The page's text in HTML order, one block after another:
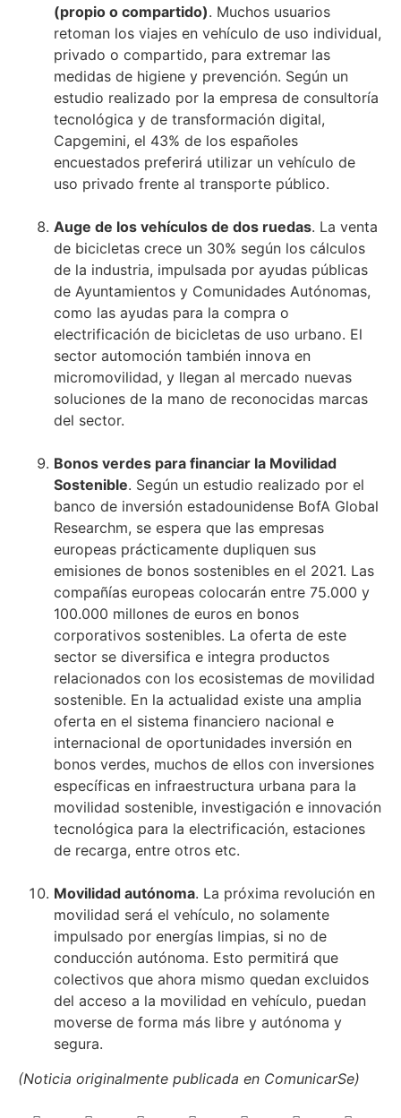
(propio o compartido). Muchos usuarios
retoman los viajes en vehículo de uso individual,
privado o compartido, para extremar las
medidas de higiene y prevención. Según un
estudio realizado por la empresa de consultoría
tecnológica y de transformación digital,
Capgemini, el 43% de los españoles
encuestados preferirá utilizar un vehículo de
uso privado frente al transporte público.
Auge de los vehículos de dos ruedas. La venta
de bicicletas crece un 30% según los cálculos
de la industria, impulsada por ayudas públicas
de Ayuntamientos y Comunidades Autónomas,
como las ayudas para la compra o
electrificación de bicicletas de uso urbano. El
sector automoción también innova en
micromovilidad, y llegan al mercado nuevas
soluciones de la mano de reconocidas marcas
del sector.
Bonos verdes para financiar la Movilidad
Sostenible. Según un estudio realizado por el
banco de inversión estadounidense BofA Global
Researchm, se espera que las empresas
europeas prácticamente dupliquen sus
emisiones de bonos sostenibles en el 2021. Las
compañías europeas colocarán entre 75.000 y
100.000 millones de euros en bonos
corporativos sostenibles. La oferta de este
sector se diversifica e integra productos
relacionados con los ecosistemas de movilidad
sostenible. En la actualidad existe una amplia
oferta en el sistema financiero nacional e
internacional de oportunidades inversión en
bonos verdes, muchos de ellos con inversiones
específicas en infraestructura urbana para la
movilidad sostenible, investigación e innovación
tecnológica para la electrificación, estaciones
de recarga, entre otros etc.
Movilidad autónoma. La próxima revolución en
movilidad será el vehículo, no solamente
impulsado por energías limpias, si no de
conducción autónoma. Esto permitirá que
colectivos que ahora mismo quedan excluidos
del acceso a la movilidad en vehículo, puedan
moverse de forma más libre y autónoma y
segura.
(Noticia originalmente publicada en ComunicarSe)